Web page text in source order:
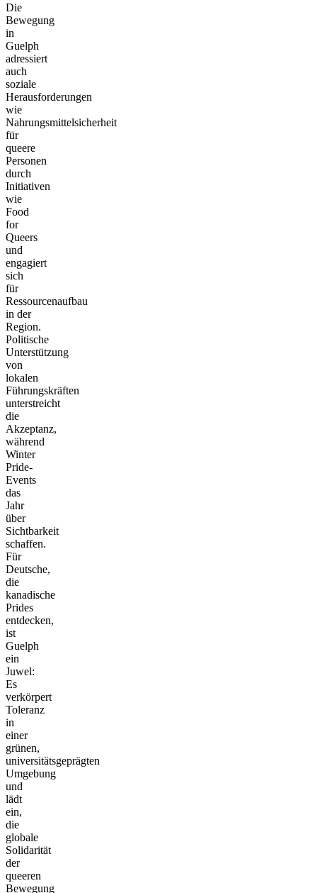
Die
Bewegung
in
Guelph
adressiert
auch
soziale
Herausforderungen
wie
Nahrungsmittelsicherheit
für
queere
Personen
durch
Initiativen
wie
Food
for
Queers
und
engagiert
sich
für
Ressourcenaufbau
in der
Region.
Politische
Unterstützung
von
lokalen
Führungskräften
unterstreicht
die
Akzeptanz,
während
Winter
Pride-
Events
das
Jahr
über
Sichtbarkeit
schaffen.
Für
Deutsche,
die
kanadische
Prides
entdecken,
ist
Guelph
ein
Juwel:
Es
verkörpert
Toleranz
in
einer
grünen,
universitätsgeprägten
Umgebung
und
lädt
ein,
die
globale
Solidarität
der
queeren
Bewegung